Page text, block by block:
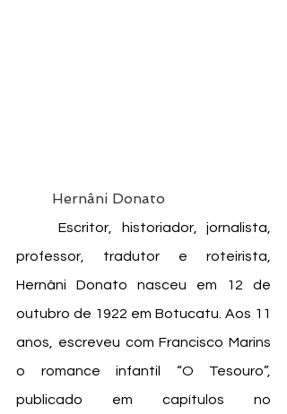
	Hernâni Donato
	Escritor, historiador, jornalista,
professor, tradutor e roteirista,
Hernâni Donato nasceu em 12 de
outubro de 1922 em Botucatu. Aos 11
anos, escreveu com Francisco Marins
o romance infantil “O Tesouro”,
publicado em capítulos no